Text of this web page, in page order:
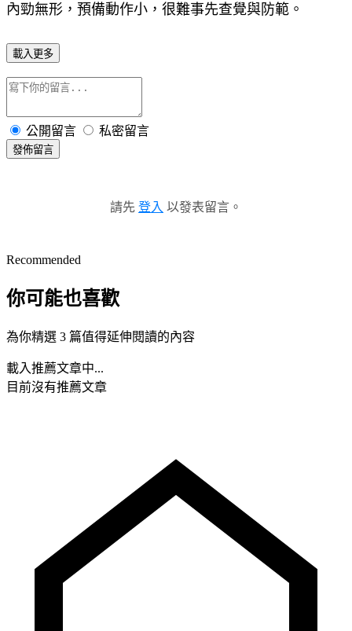
內勁無形，預備動作小，很難事先查覺與防範。
載入更多
公開留言 私密留言
發佈留言
請先 登入 以發表留言。
Recommended
你可能也喜歡
為你精選 3 篇值得延伸閱讀的內容
載入推薦文章中...
目前沒有推薦文章